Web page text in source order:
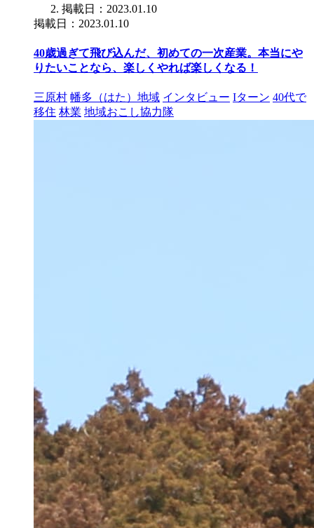
掲載日：2023.01.10
掲載日：2023.01.10
40歳過ぎて飛び込んだ、初めての一次産業。本当にや
りたいことなら、楽しくやれば楽しくなる！
三原村 幡多（はた）地域 インタビュー Iターン 40代で
移住 林業 地域おこし協力隊